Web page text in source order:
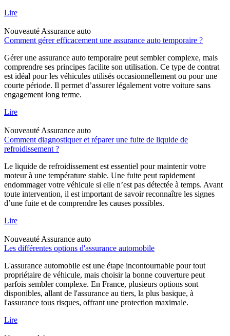
Lire
Nouveauté Assurance auto
Comment gérer efficacement une assurance auto temporaire ?
Gérer une assurance auto temporaire peut sembler complexe, mais
comprendre ses principes facilite son utilisation. Ce type de contrat
est idéal pour les véhicules utilisés occasionnellement ou pour une
courte période. Il permet d’assurer légalement votre voiture sans
engagement long terme.
Lire
Nouveauté Assurance auto
Comment diagnostiquer et réparer une fuite de liquide de
refroidissement ?
Le liquide de refroidissement est essentiel pour maintenir votre
moteur à une température stable. Une fuite peut rapidement
endommager votre véhicule si elle n’est pas détectée à temps. Avant
toute intervention, il est important de savoir reconnaître les signes
d’une fuite et de comprendre les causes possibles.
Lire
Nouveauté Assurance auto
Les différentes options d'assurance automobile
L'assurance automobile est une étape incontournable pour tout
propriétaire de véhicule, mais choisir la bonne couverture peut
parfois sembler complexe. En France, plusieurs options sont
disponibles, allant de l'assurance au tiers, la plus basique, à
l'assurance tous risques, offrant une protection maximale.
Lire